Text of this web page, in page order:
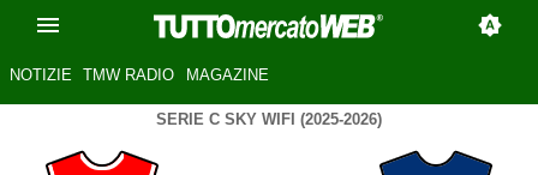
NOTIZIE TMW RADIO MAGAZINE
SERIE C SKY WIFI (2025-2026)